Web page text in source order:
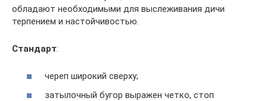
обладают необходимыми для выслеживания дичи
терпением и настойчивостью.
Стандарт:
череп широкий сверху;
затылочный бугор выражен четко, стоп